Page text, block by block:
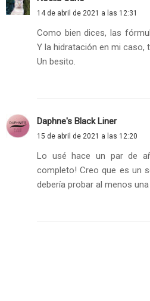
14 de abril de 2021 a las 12:31
Como bien dices, las
Y la hidratación en mi caso,
Un besito.
Daphne's Black Liner
15 de abril de 2021 a las 12:20
Lo usé hace un par de
completo! Creo que es un
debería probar al menos